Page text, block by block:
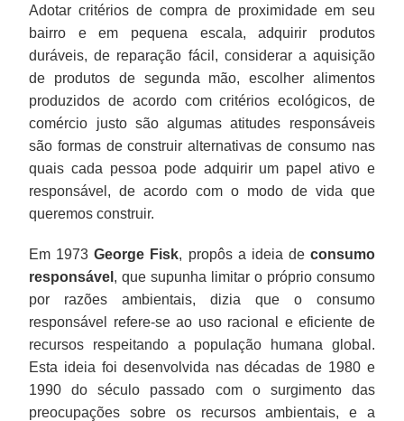
Adotar critérios de compra de proximidade em seu
bairro e em pequena escala, adquirir produtos
duráveis, de reparação fácil, considerar a aquisição
de produtos de segunda mão, escolher alimentos
produzidos de acordo com critérios ecológicos, de
comércio justo são algumas atitudes responsáveis
são formas de construir alternativas de consumo nas
quais cada pessoa pode adquirir um papel ativo e
responsável, de acordo com o modo de vida que
queremos construir.
Em 1973George Fisk, propôs a ideia de consumo
responsável , que supunha limitar o próprio consumo
por razões ambientais, dizia que o consumo
responsável refere-se ao uso racional e eficiente de
recursos respeitando a população humana global.
Esta ideia foi desenvolvida nas décadas de 1980 e
1990 do século passado com o surgimento das
preocupações sobre os recursos ambientais, e a